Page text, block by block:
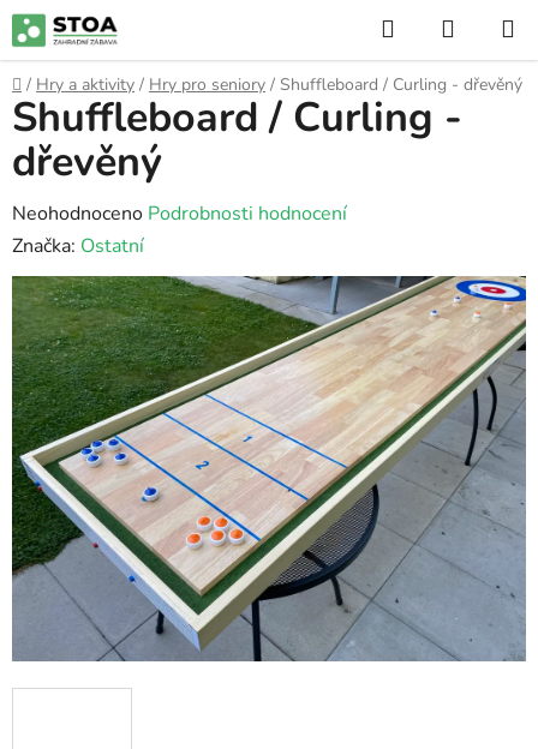
Přejít
na
obsah
Hledat
KOŠÍK
Domů
/ Hry a aktivity / Hry pro seniory / Shuffleboard / Curling - dřevěný
Shuffleboard / Curling -
dřevěný
Průměrné
hodnocení
produktu
je
0,0
z
5
hvězdiček.
Neohodnoceno Podrobnosti hodnocení
Značka: Ostatní